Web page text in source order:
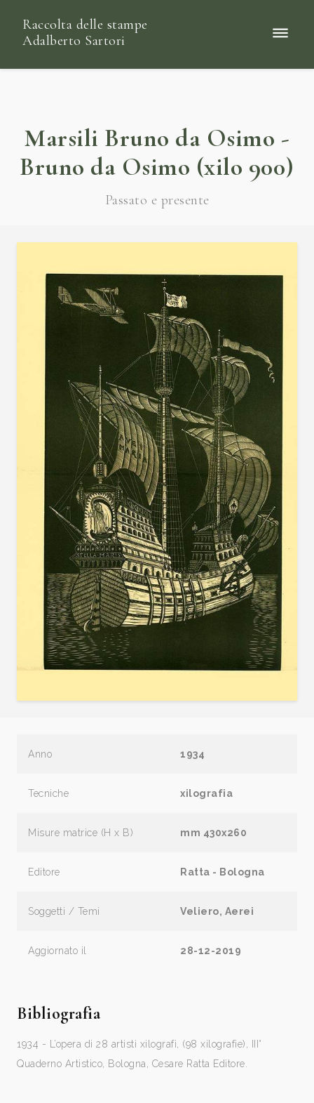
Raccolta delle stampe
Adalberto Sartori
Marsili Bruno da Osimo -
Bruno da Osimo (xilo 900)
Passato e presente
Anno 1934
Tecniche xilografia
Misure matrice (H x B) mm 430x260
Editore Ratta - Bologna
Soggetti / Temi Veliero, Aerei
Aggiornato il 28-12-2019
Bibliografia
1934 - L’opera di 28 artisti xilografi, (98 xilografie), III°
Quaderno Artistico, Bologna, Cesare Ratta Editore.